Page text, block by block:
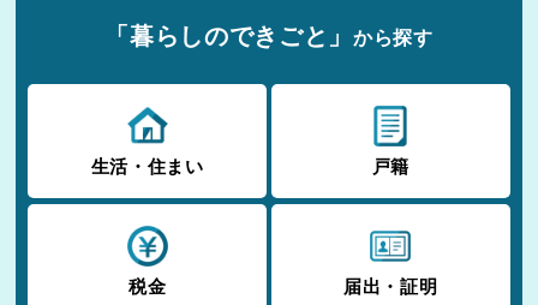
「暮らしのできごと」 から探す
生活・住まい 戸籍
税金 届出・証明